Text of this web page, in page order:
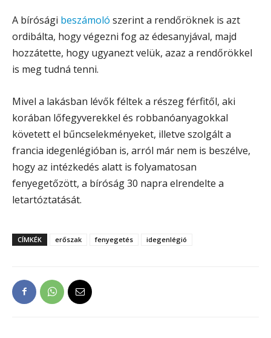
A bírósági beszámoló szerint a rendőröknek is azt
ordibálta, hogy végezni fog az édesanyjával, majd
hozzátette, hogy ugyanezt velük, azaz a rendőrökkel
is meg tudná tenni.
Mivel a lakásban lévők féltek a részeg férfitől, aki
korában lőfegyverekkel és robbanóanyagokkal
követett el bűncselekményeket, illetve szolgált a
francia idegenlégióban is, arról már nem is beszélve,
hogy az intézkedés alatt is folyamatosan
fenyegetőzött, a bíróság 30 napra elrendelte a
letartóztatását.
CÍMKÉK erőszak fenyegetés idegenlégió